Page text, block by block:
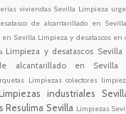
viviendas Sevilla Limpieza
de alcantarillado en Sevilla
en Sevilla Limpieza y desatascos en
Limpieza y desatascos Sevilla
alcantarillado en Sevilla
Limpiezas colectores
industriales
Resulima Sevilla Limpiezas